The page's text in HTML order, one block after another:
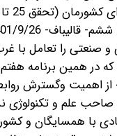
صنعتی را تعامل با
در همین برنامه
اهمیت وگسترش روابط
صاحب علم و تکنولوژی
با همسایگان و